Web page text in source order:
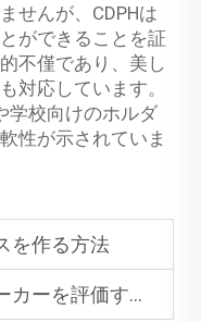
せんが、CDPHは
ができることを証
不僅であり、美し
対応しています。
学校向けのホルダ
性が示されていま
を作る方法
：考慮すべき主要な要因